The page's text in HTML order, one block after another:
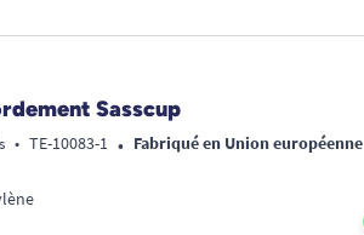
Sasscup
• TE-10083-1 • Fabriqué en Union européenne